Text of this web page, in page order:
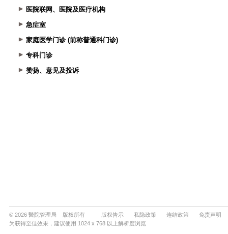
医院联网、医院及医疗机构
急症室
家庭医学门诊 (前称普通科门诊)
专科门诊
赞扬、意见及投诉
© 2026 醫院管理局 版权所有 版权告示 私隐政策 连结政策
免责声明
为获得至佳效果，建议使用 1024 x 768 以上解析度浏览